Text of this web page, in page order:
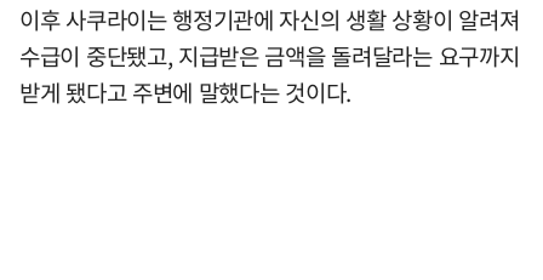
이후 사쿠라이는 행정기관에 자신의 생활 상황이 알려져
수급이 중단됐고, 지급받은 금액을 돌려달라는 요구까지
받게 됐다고 주변에 말했다는 것이다.